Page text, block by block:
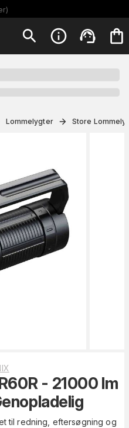
)
Lommelygter Store
- 21000 lm
til redning, eftersøgning og